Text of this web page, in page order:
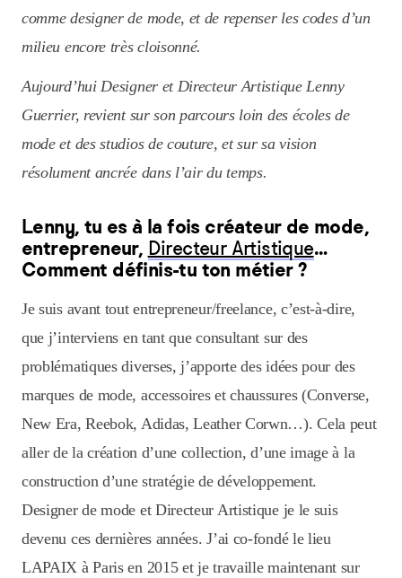
comme designer de mode, et de repenser les codes d’un
milieu encore très cloisonné.
Aujourd’hui Designer et Directeur Artistique Lenny
Guerrier, revient sur son parcours loin des écoles de
mode et des studios de couture, et sur sa vision
résolument ancrée dans l’air du temps.
Lenny, tu es à la fois créateur de mode,
entrepreneur, Directeur Artistique…
Comment définis-tu ton métier ?
Je suis avant tout entrepreneur/freelance, c’est-à-dire,
que j’interviens en tant que consultant sur des
problématiques diverses, j’apporte des idées pour des
marques de mode, accessoires et chaussures (Converse,
New Era, Reebok, Adidas, Leather Corwn…). Cela peut
aller de la création d’une collection, d’une image à la
construction d’une stratégie de développement.
Designer de mode et Directeur Artistique je le suis
devenu ces dernières années. J’ai co-fondé le lieu
LAPAIX à Paris en 2015 et je travaille maintenant sur